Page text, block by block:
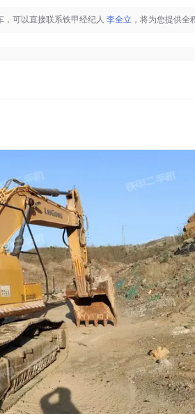
可以直接联系铁甲经纪人 李全立 ，将为您提供